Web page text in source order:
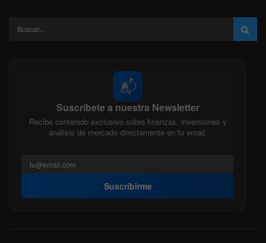
📬
Suscríbete a nuestra Newsletter
Recibe contenido exclusivo sobre finanzas, inversiones y
análisis de mercado directamente en tu email.
Suscribirme